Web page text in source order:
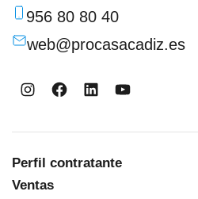
956 80 80 40
web@procasacadiz.es
Instagram
Facebook
LinkedInYouTube
Perfil contratante
Ventas